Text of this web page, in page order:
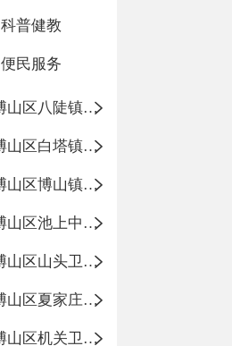
科普健教
便民服务
博山区八陡镇卫生院
博山区白塔镇卫生院
博山区博山镇中心卫生院（南院区、北院区）
博山区池上中心卫生院
博山区山头卫生院
博山区夏家庄卫生院
博山区机关卫生所